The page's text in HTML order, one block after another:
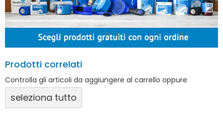
Prodotti correlati
Controlla gli articoli da aggiungere al carrello oppure
seleziona tutto